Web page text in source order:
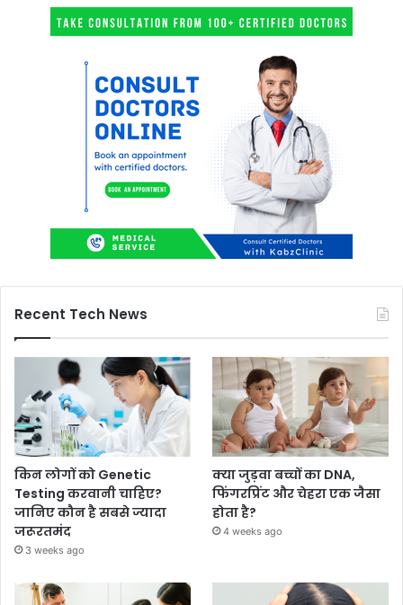
Recent Tech News
किन लोगों को Genetic
Testing करवानी चाहिए?
जानिए कौन है सबसे ज्यादा
जरूरतमंद
3 weeks ago
क्या जुड़वा बच्चों का DNA,
फिंगरप्रिंट और चेहरा एक जैसा
होता है?
4 weeks ago